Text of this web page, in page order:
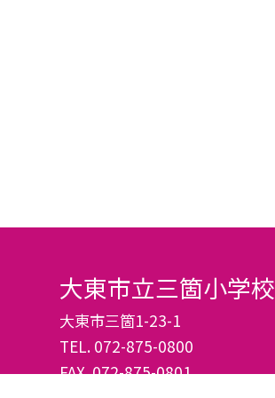
大東市立三箇小学校
大東市三箇1-23-1
TEL. 072-875-0800
FAX. 072-875-0801